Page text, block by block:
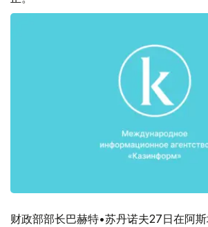
财政部部长巴赫特•苏丹诺夫27日在阿